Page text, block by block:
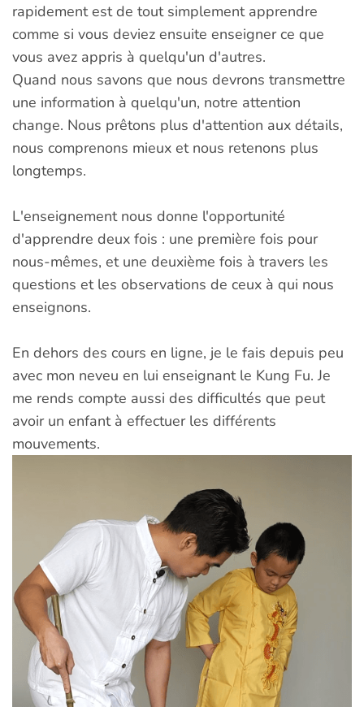
rapidement est de tout simplement apprendre
comme si vous deviez ensuite enseigner ce que
vous avez appris à quelqu'un d'autres.
Quand nous savons que nous devrons transmettre
une information à quelqu'un, notre attention
change. Nous prêtons plus d'attention aux détails,
nous comprenons mieux et nous retenons plus
longtemps.
L'enseignement nous donne l'opportunité
d'apprendre deux fois : une première fois pour
nous-mêmes, et une deuxième fois à travers les
questions et les observations de ceux à qui nous
enseignons.
En dehors des cours en ligne, je le fais depuis peu
avec mon neveu en lui enseignant le Kung Fu. Je
me rends compte aussi des difficultés que peut
avoir un enfant à effectuer les différents
mouvements.